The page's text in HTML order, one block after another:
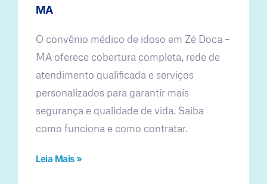
MA
O convênio médico de idoso em Zé Doca –
MA oferece cobertura completa, rede de
atendimento qualificada e serviços
personalizados para garantir mais
segurança e qualidade de vida. Saiba
como funciona e como contratar.
Leia Mais »